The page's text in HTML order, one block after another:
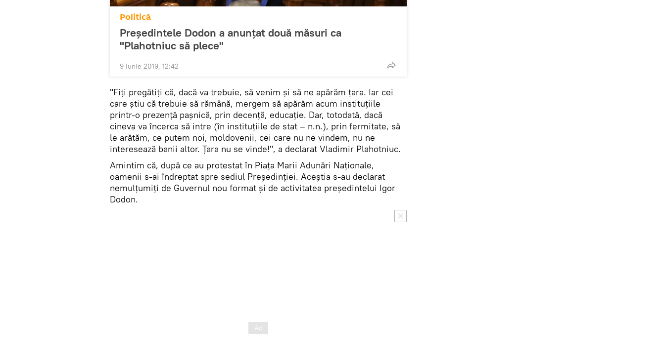
Politică
Președintele Dodon a anunțat două măsuri ca
"Plahotniuc să plece"
9 Iunie 2019, 12:42
"Fiți pregătiți că, dacă va trebuie, să venim și să ne apărăm țara. Iar cei
care știu că trebuie să rămână, mergem să apărăm acum instituțiile
printr-o prezență pașnică, prin decență, educație. Dar, totodată, dacă
cineva va încerca să intre (în instituțiile de stat – n.n.), prin fermitate, să
le arătăm, ce putem noi, moldovenii, cei care nu ne vindem, nu ne
interesează banii altor. Țara nu se vinde!", a declarat Vladimir Plahotniuc.
Amintim că, după ce au protestat în Piața Marii Adunări Naționale,
oamenii s-ai îndreptat spre sediul Președinției. Aceștia s-au declarat
nemulțumiți de Guvernul nou format și de activitatea președintelui Igor
Dodon.